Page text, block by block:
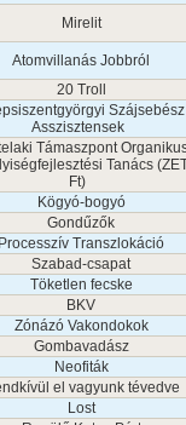
Mirelit
Atomvillanás Jobbról
20 Troll
Szájsebész
Asszisztensek
Támaszpont
Tanács
Ft)
Kögyó-bogyó
Gondűzők
Processzív Transzlokáció
Szabad-csapat
Töketlen fecske
BKV
Zónázó Vakondokok
Gombavadász
Neofiták
el vagyunk tévedve
Lost